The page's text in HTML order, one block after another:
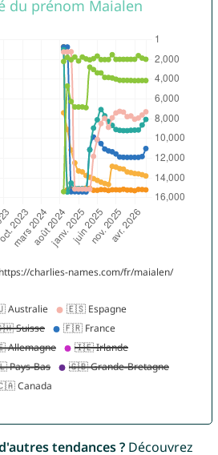
tendances ?Découvrez